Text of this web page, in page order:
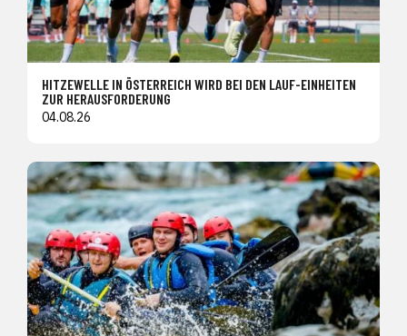
HITZEWELLE IN ÖSTERREICH WIRD BEI DEN LAUF-EINHEITEN
ZUR HERAUSFORDERUNG
04.08.26